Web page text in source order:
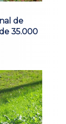
de
35.000